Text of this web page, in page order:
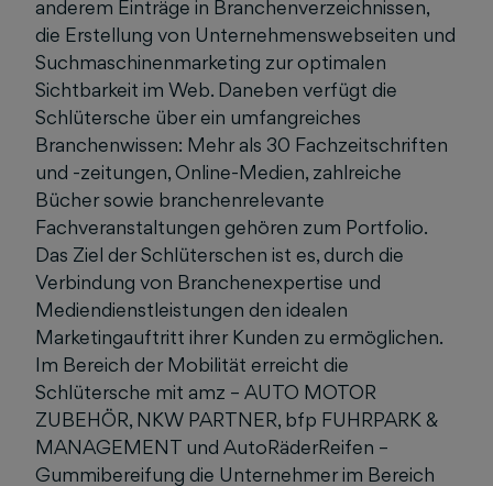
anderem Einträge in Branchenverzeichnissen,
die Erstellung von Unternehmenswebseiten und
Suchmaschinenmarketing zur optimalen
Sichtbarkeit im Web. Daneben verfügt die
Schlütersche über ein umfangreiches
Branchenwissen: Mehr als 30 Fachzeitschriften
und -zeitungen, Online-Medien, zahlreiche
Bücher sowie branchenrelevante
Fachveranstaltungen gehören zum Portfolio.
Das Ziel der Schlüterschen ist es, durch die
Verbindung von Branchenexpertise und
Mediendienstleistungen den idealen
Marketingauftritt ihrer Kunden zu ermöglichen.
Im Bereich der Mobilität erreicht die
Schlütersche mit amz – AUTO MOTOR
ZUBEHÖR, NKW PARTNER, bfp FUHRPARK &
MANAGEMENT und AutoRäderReifen –
Gummibereifung die Unternehmer im Bereich